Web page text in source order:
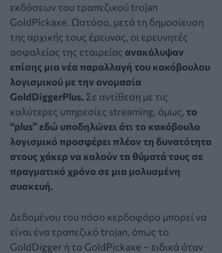
εκδόσεων του τραπεζικού trojan
GoldPickaxe. Ωστόσο, μετά τη δημοσίευση
της αρχικής τους έρευνας, οι ερευνητές
ασφαλείας της εταιρείας ανακάλυψαν
επίσης μια νέα παραλλαγή του κακόβουλου
λογισμικού με την ονομασία
GoldDiggerPlus. Σε αντίθεση με τις
καλύτερες υπηρεσίες streaming, όμως, το
“plus” εδώ υποδηλώνει ότι το κακόβουλο
λογισμικό προσφέρει πλέον τη δυνατότητα
στους χάκερ να καλούν τα θύματά τους σε
πραγματικό χρόνο σε μια μολυσμένη
συσκευή.
Δεδομένου του πόσο κερδοφόρο μπορεί να
είναι ένα τραπεζικό trojan, όπως το
GoldDigger ή το GoldPickaxe – ειδικά όταν